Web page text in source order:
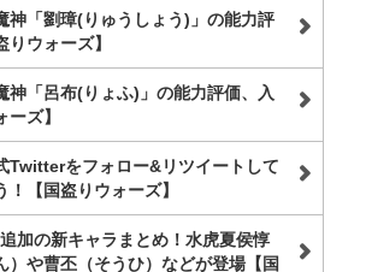
神「劉璋(りゅうしょう)」の能力評
ウォーズ】
神「呂布(りょふ)」の能力評価、入
ズ】
Twitterをフォロー&リツイートして
【国盗りウォーズ】
加の新キャラまとめ！水虎夏侯惇
）や曹丕（そうひ）などが登場【国